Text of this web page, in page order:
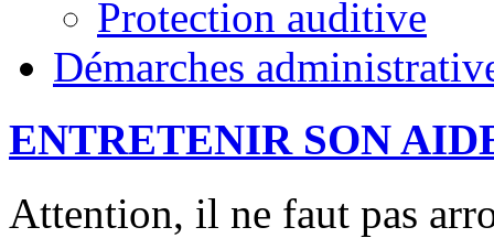
Protection auditive
Démarches
ENTRETENIR SON
Attention, il ne faut pas